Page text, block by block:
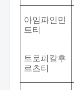
아임파인민
트티
트로피칼후
르츠티